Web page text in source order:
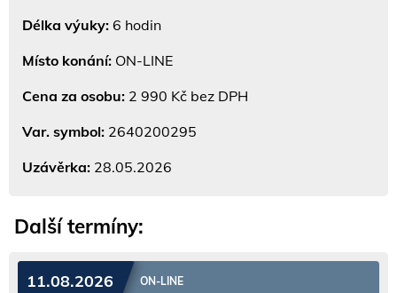
Délka výuky: 6 hodin
Místo konání: ON-LINE
Cena za osobu: 2 990 Kč bez DPH
Var. symbol: 2640200295
Uzávěrka: 28.05.2026
Další termíny:
11.08.2026 ON-LINE